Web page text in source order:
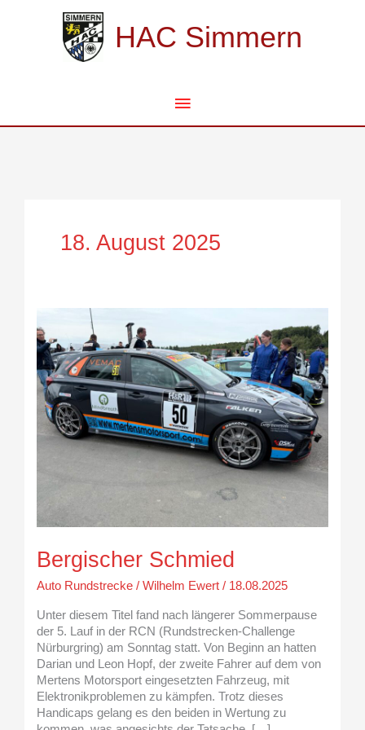
HAC Simmern
18. August 2025
Bergischer Schmied
Auto Rundstrecke/ Wilhelm Ewert / 18.08.2025
Unter diesem Titel fand nach längerer Sommerpause
der 5. Lauf in der RCN (Rundstrecken-Challenge
Nürburgring) am Sonntag statt. Von Beginn an hatten
Darian und Leon Hopf, der zweite Fahrer auf dem von
Mertens Motorsport eingesetzten Fahrzeug, mit
Elektronikproblemen zu kämpfen. Trotz dieses
Handicaps gelang es den beiden in Wertung zu
Bergischer
Schmied